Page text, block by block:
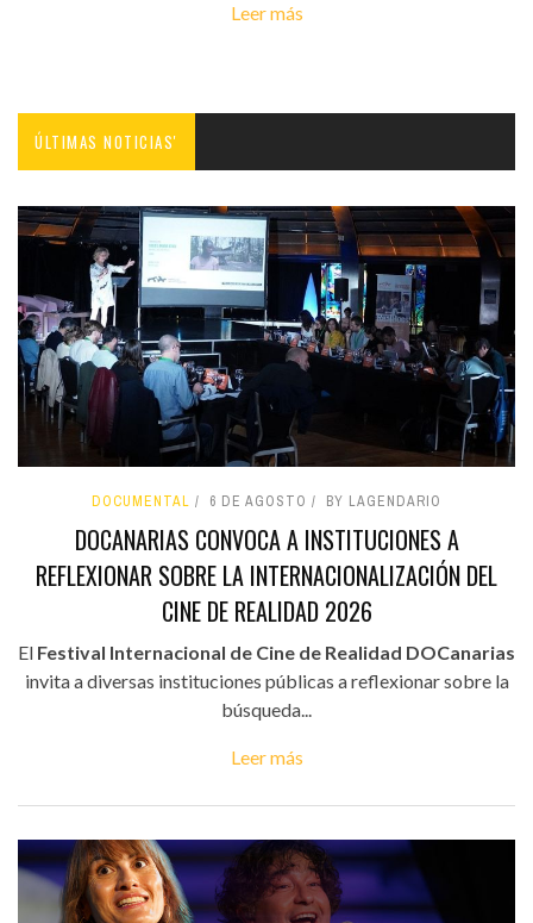
Leer más
ÚLTIMAS NOTICIAS'
DOCUMENTAL 6 DE AGOSTO BY LAGENDARIO
DOCANARIAS CONVOCA A INSTITUCIONES A
REFLEXIONAR SOBRE LA INTERNACIONALIZACIÓN DEL
CINE DE REALIDAD 2026
El Festival Internacional de Cine de Realidad DOCanarias
invita a diversas instituciones públicas a reflexionar sobre la
búsqueda...
Leer más